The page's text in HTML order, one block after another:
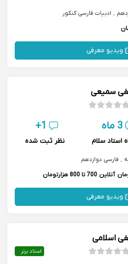
, ادبیات فارسی کنکور
ویدیو معرفی
سمیعی
3 ماه
استاد سلام
1+
نظر ثبت شده
, فارسی دوازدهم
آنلاین 700 تا 800 هزارتومان
ویدیو معرفی
اسلامی
استاد برتر